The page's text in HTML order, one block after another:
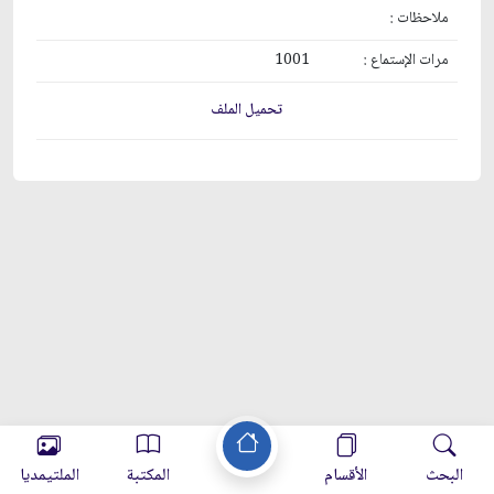
ملاحظات :
مرات الإستماع :
1001
تحميل الملف
البحث الأقسام المكتبة الملتيمديا